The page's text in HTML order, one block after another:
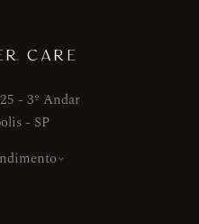
CARE
- 3º Andar
- SP